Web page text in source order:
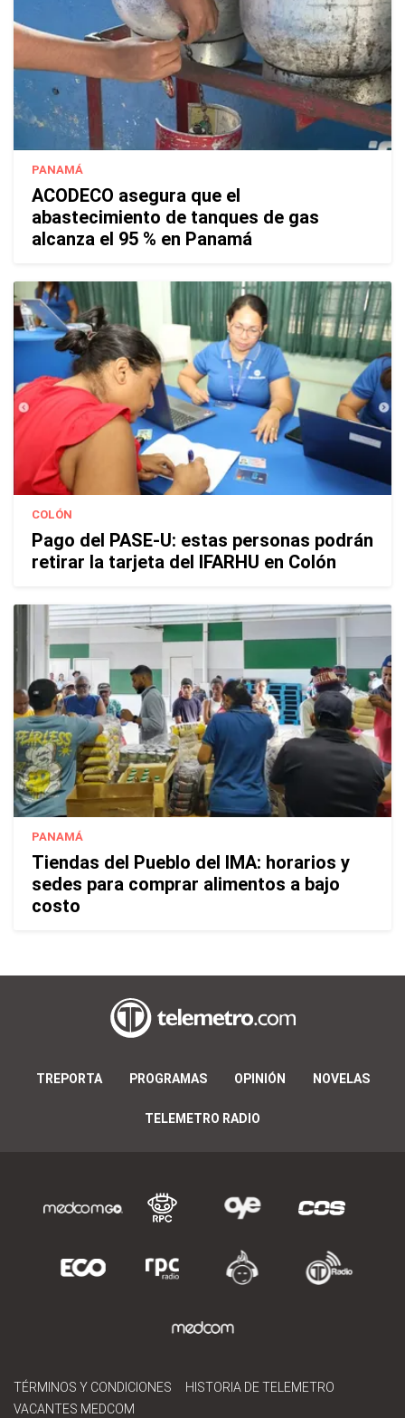
PANAMÁ
ACODECO asegura que el
abastecimiento de tanques de gas
alcanza el 95 % en Panamá
COLÓN
Pago del PASE-U: estas personas podrán
retirar la tarjeta del IFARHU en Colón
PANAMÁ
Tiendas del Pueblo del IMA: horarios y
sedes para comprar alimentos a bajo
costo
TREPORTA PROGRAMAS OPINIÓN NOVELAS
TELEMETRO RADIO
TÉRMINOS Y CONDICIONES
HISTORIA DE TELEMETRO
VACANTES MEDCOM